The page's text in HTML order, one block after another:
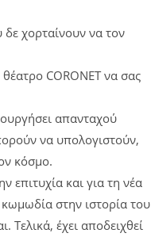
χορταίνουν να τον
CORONET να σας
απανταχού
να υπολογιστούν,
κόσμο.
επιτυχία και για τη νέα
στην ιστορία του
έχει αποδειχθεί